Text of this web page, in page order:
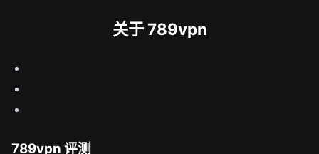
关于 789vpn
789vpn 评测